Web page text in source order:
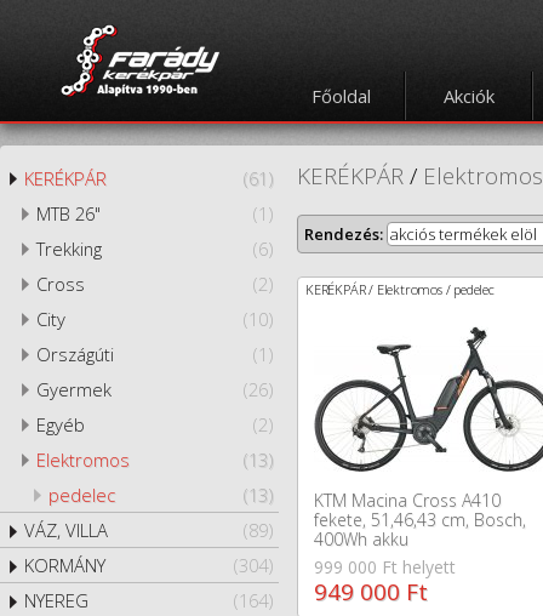
Főoldal Akciók
(61)
KERÉKPÁR
(1)
MTB 26"
(6)
Trekking
(2)
Cross
(10)
City
(1)
Országúti
(26)
Gyermek
(2)
Egyéb
(13)
Elektromos
(13)
pedelec
(89)
VÁZ, VILLA
(304)
KORMÁNY
(164)
NYEREG
KERÉKPÁR/ Elektromos
Rendezés: akciós termékek elöl
KERÉKPÁR / Elektromos / pedelec
KTM Macina Cross A410
fekete, 51,46,43 cm, Bosch,
400Wh akku
999 000 Ft helyett
949 000 Ft